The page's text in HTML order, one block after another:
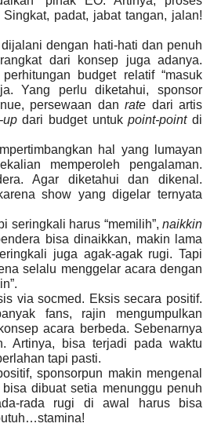
padat, jabat tangan, jalan!
dengan hati-hati dan penuh
dari konsep juga adanya.
budget relatif “masuk
Yang perlu diketahui, sponsor
persewaan danrate dari artis
updari budget untukpoint-pointdi
hal yang lumayan
memperoleh pengalaman.
Agar diketahui dan dikenal.
show yang digelar ternyata
seringkali harus “memilih”, naikkin
bisa dinaikkan, makin lama
juga agak-agak rugi. Tapi
selalu menggelar acara dengan
via socmed. Eksis secara positif.
fans, rajin mengumpulkan
acara berbeda. Sebenarnya
Artinya, bisa terjadi pada waktu
tapi pasti.
sponsorpun makin mengenal
dibuat setia menunggu penuh
rada rugi di awal harus bisa